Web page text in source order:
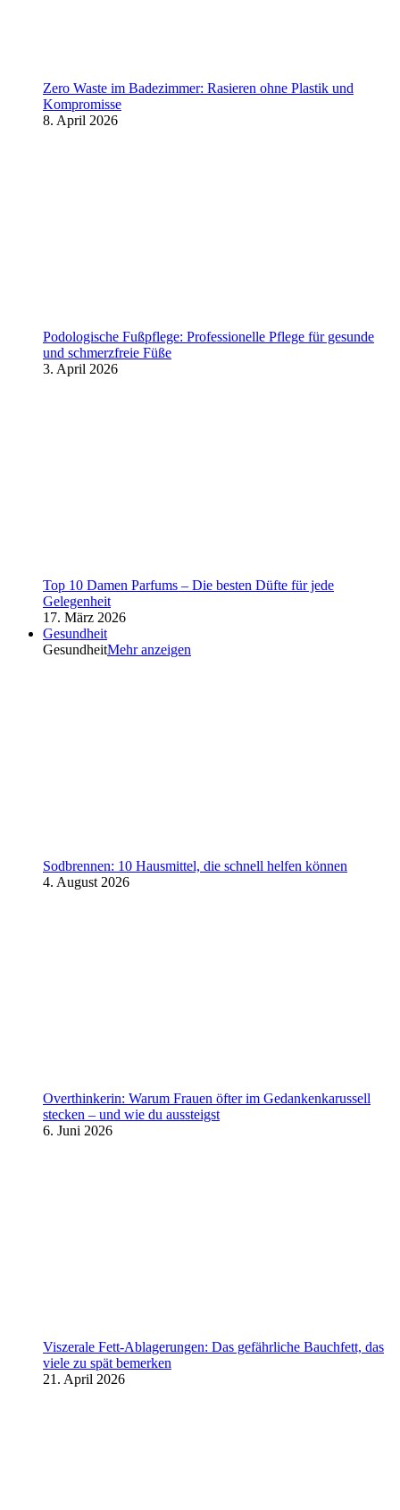
Zero Waste im Badezimmer: Rasieren ohne Plastik und
Kompromisse
8. April 2026
Podologische Fußpflege: Professionelle Pflege für gesunde
und schmerzfreie Füße
3. April 2026
Top 10 Damen Parfums – Die besten Düfte für jede
Gelegenheit
17. März 2026
Gesundheit
GesundheitMehr anzeigen
Sodbrennen: 10 Hausmittel, die schnell helfen können
4. August 2026
Overthinkerin: Warum Frauen öfter im Gedankenkarussell
stecken – und wie du aussteigst
6. Juni 2026
Viszerale Fett-Ablagerungen: Das gefährliche Bauchfett, das
viele zu spät bemerken
21. April 2026